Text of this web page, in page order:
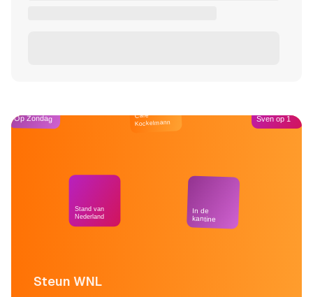
Steun WNL
Op Zondag
Stand van
Nederland
Café
Kockelmann
In de
kantine
Sven op 1